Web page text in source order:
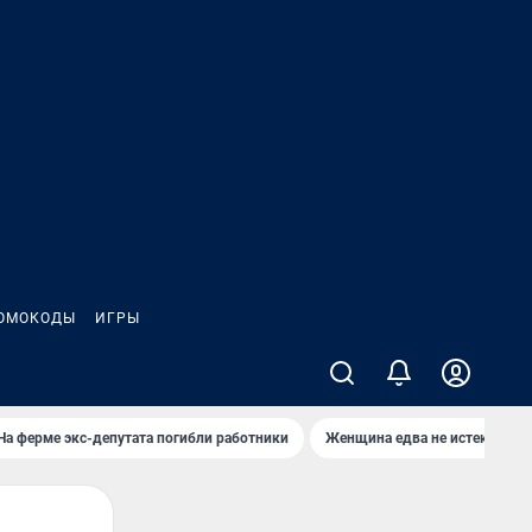
ИГРЫ
ферме экс-депутата погибли работники Женщина едва не истекла